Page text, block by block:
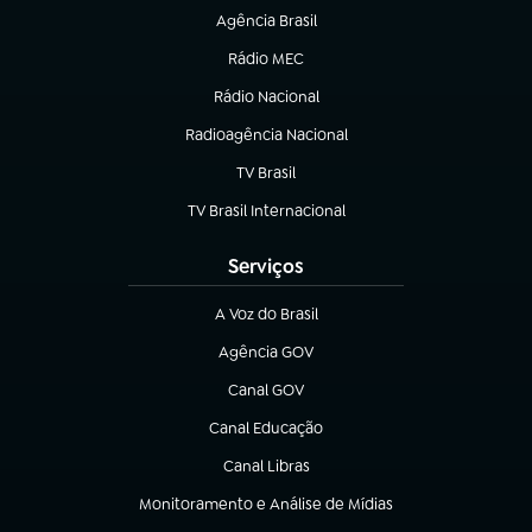
Agência Brasil
(abre em nova aba)
Rádio MEC
(abre em nova aba)
Rádio Nacional
Radioagência Nacional
(abre em nova aba)
TV Brasil
(abre em nova aba)
TV Brasil Internacional
(abre em nova aba)
Serviços
A Voz do Brasil
(abre em nova aba)
Agência GOV
(abre em nova aba)
Canal GOV
(abre em nova aba)
Canal Educação
(abre em nova aba)
Canal Libras
(abre em nova aba)
Monitoramento e Análise de Mídias
(abre em nova aba)